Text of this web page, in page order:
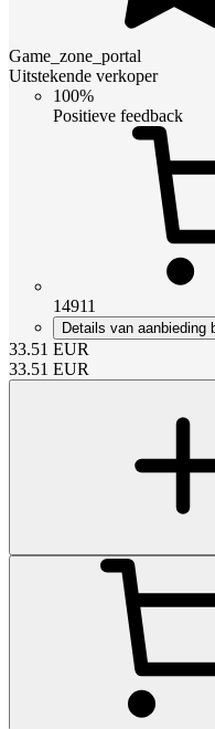
Game_zone_portal
Uitstekende verkoper
100%
Positieve feedback
14911
Details van aanbieding
33.51 EUR
33.51 EUR